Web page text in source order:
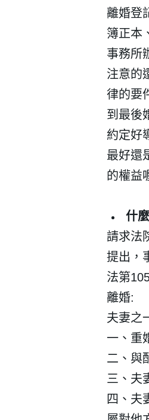
離婚登
簿正本
事務所
注意的
律的要
到最後
約定好
最好還
的權益
什
請求法
提出，
法第
離婚:
夫妻之
一、重
二、與
三、夫
四、夫